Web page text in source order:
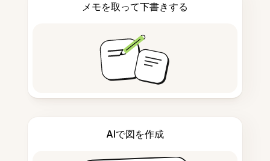
メモを取って下書きする
AIで図を作成